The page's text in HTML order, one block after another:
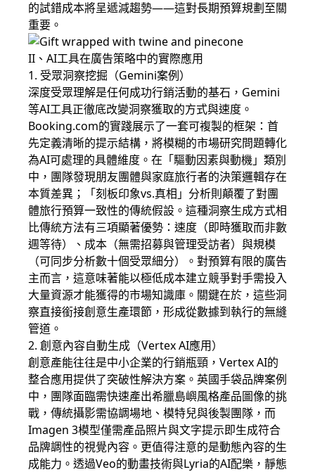
的試錯成本將呈遞減趨勢——這對長期預算規劃至關
重要。
II、AI工具在廣告策略中的實際應用
1. 受眾洞察挖掘（Gemini案例）
深度受眾理解是任何成功行銷活動的基石，Gemini
等AI工具正徹底改變洞察獲取的方式與速度。
Booking.com的實踐展示了一套可複製的框架：首
先定義清晰的提示結構，將模糊的市場研究問題轉化
為AI可處理的具體維度。在「驅動因素與動機」類別
中，團隊發現朋友團體與家庭旅行者的決策邏輯存在
本質差異；「刻板印象vs.真相」分析則顛覆了對團
體旅行預算一致性的傳統假設。這種洞察生成方式相
比傳統方法有三項顯著優勢：速度（即時獲取而非數
週等待）、成本（無需招募與管理受訪者）與規模
（可同步分析數十個受眾細分）。對預算有限的廣告
主而言，這意味著能以極低成本建立競爭對手需投入
大量資源才能獲得的市場知識庫。關鍵在於，這些洞
察直接銜接創意生產環節，形成從數據到執行的無縫
管道。
2. 創意內容自動生成（Vertex AI應用）
創意產能往往是中小企業的行銷瓶頸，Vertex AI的
整合應用提供了突破性解決方案。英國手袋品牌案例
中，團隊面臨需快速產出希臘島嶼風格產品圖像的挑
戰，傳統攝影需協調場地、模特兒與後製團隊，而
Imagen 3模型僅需產品照片與文字提示即生成符合
品牌調性的視覺內容。更值得注意的是動態內容的生
成能力。透過Veo的動畫技術與Lyria的AI配樂，靜態